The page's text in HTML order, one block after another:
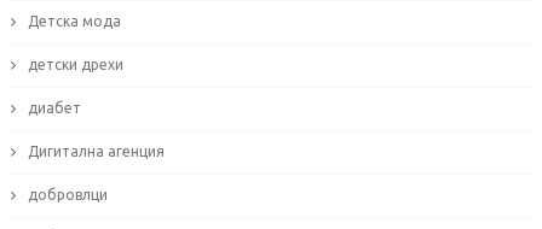
Детска мода
детски дрехи
диабет
Дигитална агенция
добровлци